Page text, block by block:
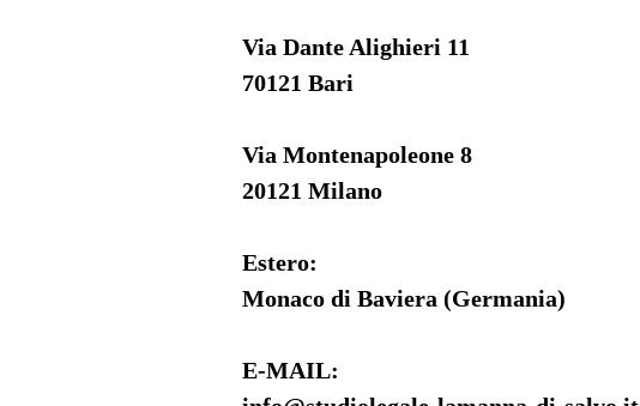
Via Dante Alighieri 11
70121 Bari
Via Montenapoleone 8
20121 Milano
Estero:
Monaco di Baviera (Germania)
E-MAIL: